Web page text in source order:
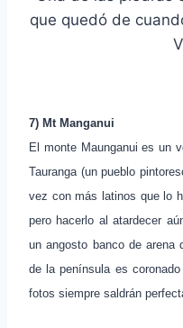
que quedó de
7) Mt Manganui
El monte Maunganui es un
Tauranga (un pueblo
vez con más latinos que lo
pero hacerlo al atardecer
un angosto banco de
de la península es
fotos siempre saldrán